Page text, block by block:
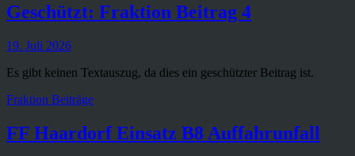
Geschützt: Fraktion Beitrag 4
Veröffentlicht
19. Juli 2026
Es gibt keinen Textauszug, da dies ein geschützter Beitrag ist.
Kategorien
Fraktion Beiträge
FF Haardorf Einsatz B8 Auffahrunfall